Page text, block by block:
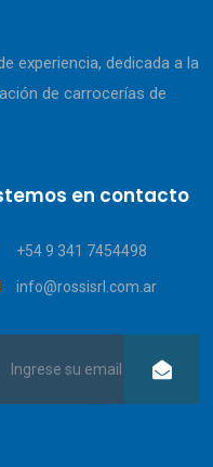
experiencia, dedicada a la
de carrocerías de
en contacto
+54 9 341 7454498
info@rossisrl.com.ar